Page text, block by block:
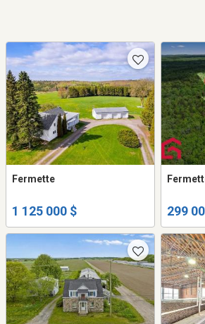
Fermette
1 125 000 $ 299